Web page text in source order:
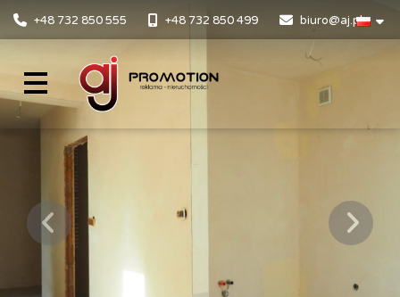
+48 732 850 555 +48 732 850 499 biuro@aj.pl